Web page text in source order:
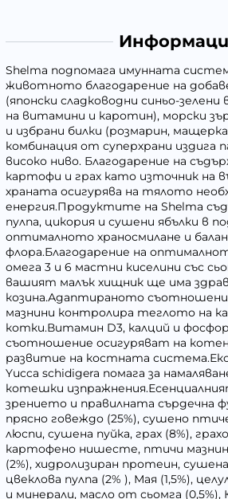
Shelma подпомага имунната
животното благодарение на
(японски сладководни синьо-
на витамини и каротин), морски
и избрани билки (розмарин,
комбинация от суперхрани издига
високо ниво. Благодарение на
картофи и грах като източник на
храната осигурява на тялото
енергия.Продуктите на Shelma
пулпа, цикория и сушени ябълки в
оптималното храносмилане и
флора.Благодарение на
омега 3 и 6 мастни киселини със
вашият малък хищник ще има
козина.Адаптираното
мазнини контролира теглото на
котки.Витамин D3, калций и
съотношение осигуряват на
развитие на костната
Yucca schidigera помага за
котешки
зрението и правилната сърдечна
прясно говеждо (25%), сушено
люспи, сушена пуйка, грах (8%),
картофено нишесте, птичи
(2%), хидролизиран протеин,
цвеклова пулпа (2% ), Мая (1,5%),
и минерали, масло от сьомга